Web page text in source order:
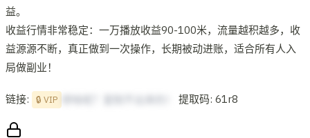
益。
收益行情非常稳定：一万播放收益90-100米，流量越积越多，收
益源源不断，真正做到一次操作，长期被动进账，适合所有人入
局做副业！
链接: 🔒 VIP 提取码: 61r8